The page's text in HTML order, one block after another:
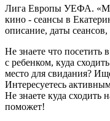
Лига Европы УЕФА.
кино - сеансы в
описание, даты
Не знаете что посетить
с ребенком, куда
место для свидания?
Интересуетесь
Не знаете куда сходить
поможет!